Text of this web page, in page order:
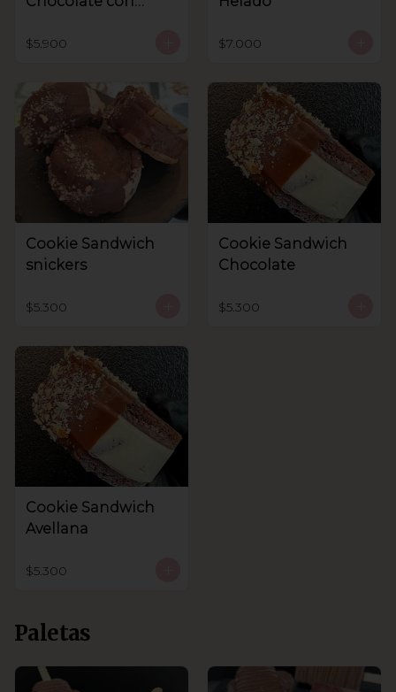
$5.900 $7.000
Cookie Sandwich
snickers
$5.300
Cookie Sandwich
Chocolate
$5.300
Cookie Sandwich
Avellana
$5.300
Paletas